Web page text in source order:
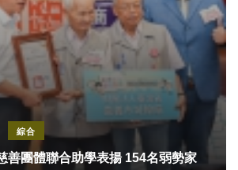
綜合
善團體聯合助學表揚 154名弱勢家